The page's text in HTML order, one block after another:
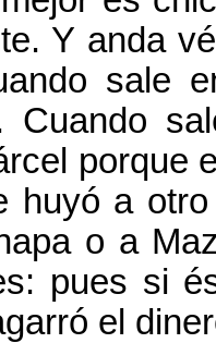
Y anda
sale
Cuando
porque
huyó a
o a
pues si
el